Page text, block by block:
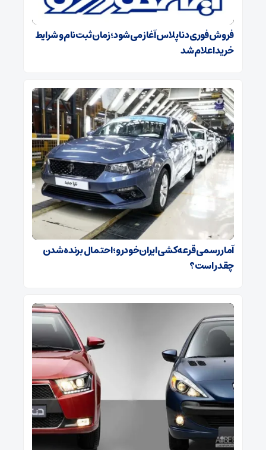
فروش فوری دنا پلاس آغاز می‌شود؛ زمان ثبت‌نام و شرایط
خرید اعلام شد
آمار رسمی قرعه‌کشی ایران‌خودرو؛ احتمال برنده شدن
چقدر است؟